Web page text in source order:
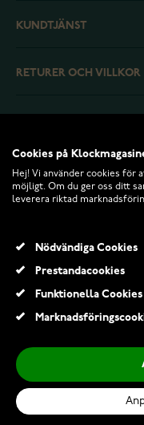
KUNDTJÄNST
RETURER OCH VILLKOR
©
Cookies på
Hej! Vi använder cookies för
möjligt. Om du ger oss ditt
leverera riktad
Nödvändiga Cookies
Prestandacookies
Funktionella Cookies